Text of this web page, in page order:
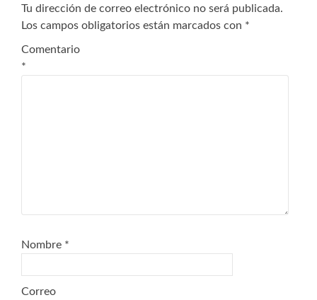
Tu dirección de correo electrónico no será publicada.
Los campos obligatorios están marcados con *
Comentario
*
Nombre *
Correo